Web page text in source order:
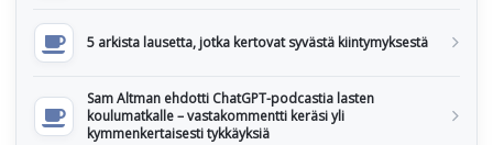
5 arkista lausetta, jotka kertovat syvästä kiintymyksestä
Sam Altman ehdotti ChatGPT-podcastia lasten
koulumatkalle – vastakommentti keräsi yli
kymmenkertaisesti tykkäyksiä